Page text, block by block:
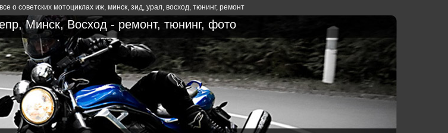
о советских мотоциклах иж, минск, зид, урал, восход,тюнинг,ремонт
Минск, Восход - ремонт, тюнинг, фото